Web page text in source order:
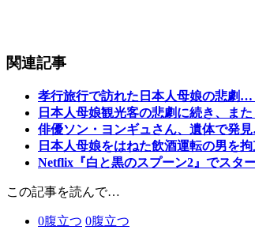
関連記事
孝行旅行で訪れた日本人母娘の悲劇
日本人母娘観光客の悲劇に続き、ま
俳優ソン・ヨンギュさん、遺体で発
日本人母娘をはねた飲酒運転の男を
Netflix『白と黒のスプーン2』でスタ
この記事を読んで…
0腹立つ 0腹立つ